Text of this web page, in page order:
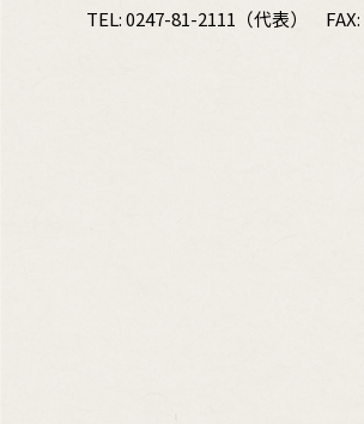
TEL:0247-81-2111 （代表）